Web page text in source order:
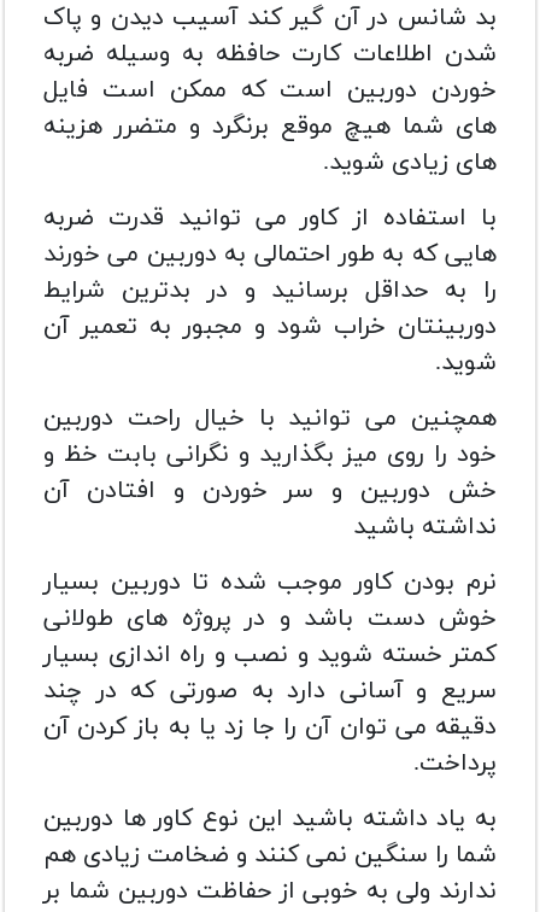
بد شانس در آن گیر کند آسیب دیدن و پاک
شدن اطلاعات کارت حافظه به وسیله ضربه
خوردن دوربین است که ممکن است فایل
های شما هیچ موقع برنگرد و متضرر هزینه
های زیادی شوید.
با استفاده از کاور می توانید قدرت ضربه
هایی که به طور احتمالی به دوربین می خورند
را به حداقل برسانید و در بدترین شرایط
دوربینتان خراب شود و مجبور به تعمیر آن
شوید.
همچنین می توانید با خیال راحت دوربین
خود را روی میز بگذارید و نگرانی بابت خظ و
خش دوربین و سر خوردن و افتادن آن
نداشته باشید
نرم بودن کاور موجب شده تا دوربین بسیار
خوش دست باشد و در پروژه های طولانی
کمتر خسته شوید و نصب و راه اندازی بسیار
سریع و آسانی دارد به صورتی که در چند
دقیقه می توان آن را جا زد یا به باز کردن آن
پرداخت.
به یاد داشته باشید این نوع کاور ها دوربین
شما را سنگین نمی کنند و ضخامت زیادی هم
ندارند ولی به خوبی از حفاظت دوربین شما بر